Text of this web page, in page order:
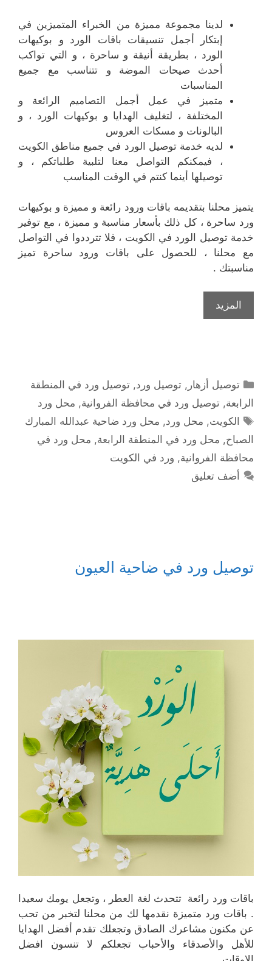
لدينا مجموعة مميزة من الخبراء المتميزين في
إبتكار أجمل تنسيقات باقات الورد و بوكيهات
الورد ، بطريقة أنيقة و ساحرة ، و التي تواكب
أحدث صيحات الموضة و تتناسب مع جميع
المناسبات
متميز في عمل أجمل التصاميم الرائعة و
المختلفة ، لتغليف الهدايا و بوكيهات الورد ، و
البالونات و مسكات العروس
لديه خدمة توصيل الورد في جميع مناطق الكويت
، فيمكنكم التواصل معنا لتلبية طلباتكم ، و
توصيلها أينما كنتم في الوقت المناسب
يتميز محلنا بتقديمه باقات ورود رائعة و مميزة و بوكيهات
ورد ساحرة ، كل ذلك بأسعار مناسبة و مميزة ، مع توفير
خدمة توصيل الورد في الكويت ، فلا تترددوا في التواصل
مع محلنا ، للحصول على باقات ورود ساحرة تميز
مناسبتك .
المزيد
التصنيفات
توصيل أزهار ,توصيل ورد,توصيل ورد في المنطقة
الرابعة, توصيل ورد في محافظة الفروانية, محل ورد
الوسوم
الكويت, محل ورد, محل ورد ضاحية عبدالله المبارك
الصباح, محل ورد في المنطقة الرابعة, محل ورد في
محافظة الفروانية, ورد في الكويت
أضف تعليق
توصيل ورد في ضاحية العيون
باقات ورد رائعة تتحدث لغة العطر ، وتجعل يومك سعيدا
. باقات ورد متميزة نقدمها لك من محلنا لتخبر من تحب
عن مكنون مشاعرك الصادق وتجعلك تقدم أفضل الهدايا
للأهل والأصدقاء والأحباب تجعلكم لا تنسون افضل